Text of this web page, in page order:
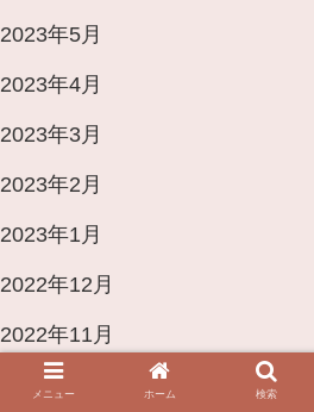
2023年5月
2023年4月
2023年3月
2023年2月
2023年1月
2022年12月
2022年11月
2022年8月
メニュー ホーム 検索